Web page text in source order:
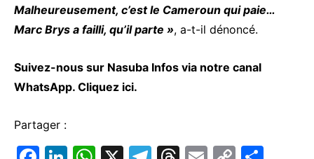
Malheureusement, c’est le Cameroun qui paie…
Marc Brys a failli, qu’il parte », a-t-il dénoncé.
Suivez-nous sur Nasuba Infos via notre canal
WhatsApp. Cliquez ici.
Partager :